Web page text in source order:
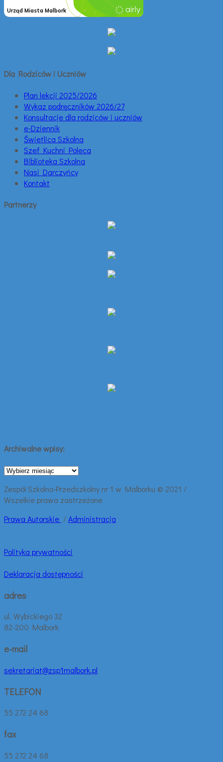
Dla Rodziców i Uczniów
Plan lekcji 2025/2026
Wykaz podręczników 2026/27
Konsultacje dla rodziców i uczniów
e-Dziennik
Świetlica Szkolna
Szef Kuchni Poleca
Biblioteka Szkolna
Nasi Darczyńcy
Kontakt
Partnerzy
Archiwalne wpisy:
Archiwalne
Zespół Szkolno-Przedszkolny nr 1 w Malborku © 2021 /
Wszelkie prawa zastrzeżone
Prawa Autorskie /Administracja
Polityka prywatności
Deklaracja dostępności
adres
ul. Wybickiego 32
82-200 Malbork
e-mail
sekretariat@zsp1malbork.pl
TELEFON
55 272 24 68
fax
55 272 24 68